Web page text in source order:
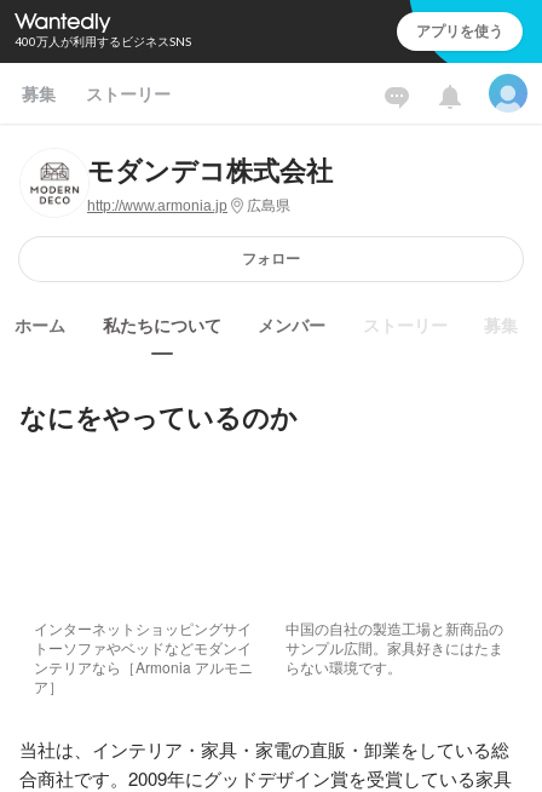
400万人が利用するビジネスSNS アプリを使う
募集 ストーリー
モダンデコ株式会社
http://www.armonia.jp 広島県
フォロー
ホーム 私たちについて メンバー ストーリー 募集
なにをやっているのか
インターネットショッピングサイ
トーソファやベッドなどモダンイ
ンテリアなら［Armonia アルモニ
ア］
中国の自社の製造工場と新商品の
サンプル広間。家具好きにはたま
らない環境です。
当社は、インテリア・家具・家電の直販・卸業をしている総
合商社です。2009年にグッドデザイン賞を受賞している家具